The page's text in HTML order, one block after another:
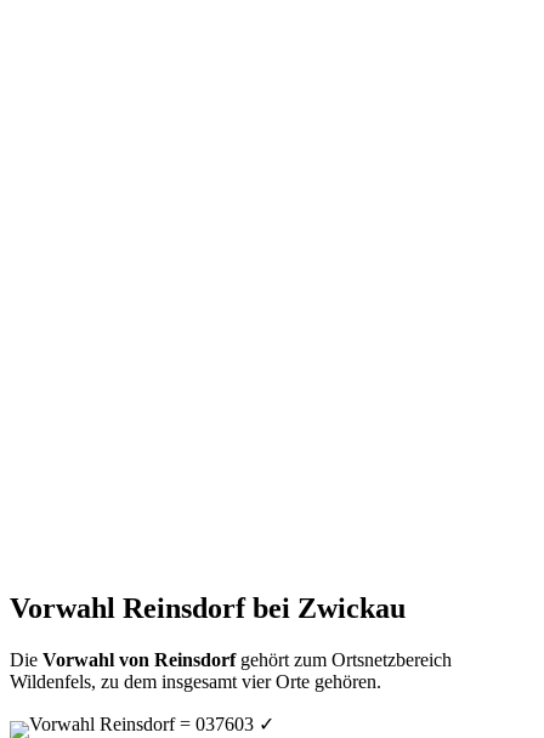
Vorwahl Reinsdorf bei Zwickau
Die Vorwahl von Reinsdorfgehört zum Ortsnetzbereich
Wildenfels, zu dem insgesamt vier Orte gehören.
Vorwahl Reinsdorf = 037603 ✓